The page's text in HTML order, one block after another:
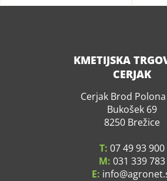
KMETIJSKA
CERJAK
Cerjak Brod
Bukošek 69
8250 Brežice
T: 07 49 93 900
M: 031 339 783
E: info